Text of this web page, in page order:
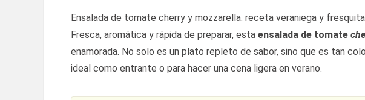
Ensalada de tomate cherry y mozzarella. receta veraniega y fresquita
Fresca, aromática y rápida de preparar, esta ensalada de tomate
enamorada. No solo es un plato repleto de sabor, sino que es tan
ideal como entrante o para hacer una cena ligera en verano.